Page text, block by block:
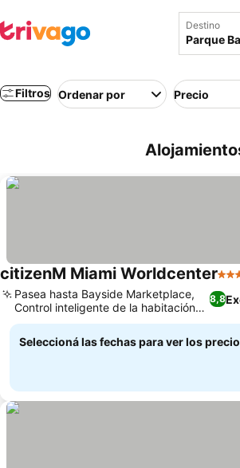
Destino
Filtros Ordenar por Precio
citizenM Miami Worldcenter4
8,8
Pasea hasta Bayside Marketplace,
Control inteligente de la habitación
con iPad
Seleccioná las fechas para ver los